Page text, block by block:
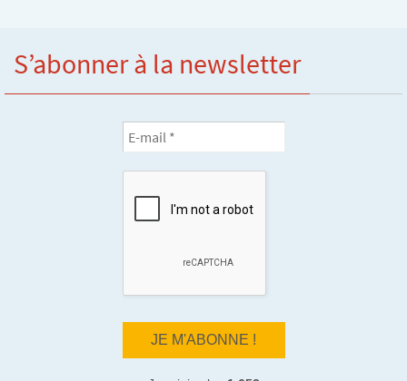
S’abonner à la newsletter